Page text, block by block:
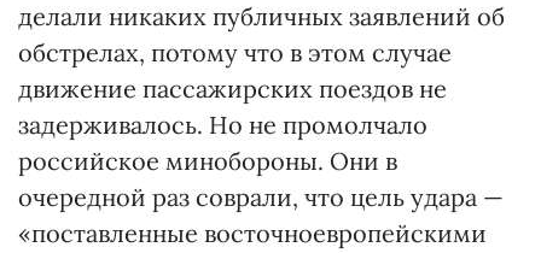
делали никаких публичных заявлений об
обстрелах, потому что в этом случае
движение пассажирских поездов не
задерживалось. Но не промолчало
российское минобороны. Они в
очередной раз соврали, что цель удара —
«поставленные восточноевропейскими